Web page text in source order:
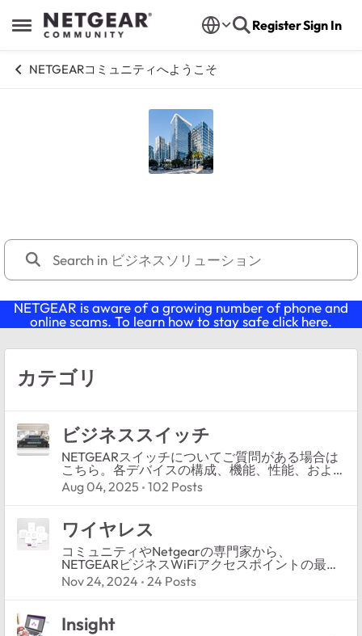
Open Side Menu
Skip to content RegisterSign In
NETGEARコミュニティへようこそ
NETGEAR is aware of a growing number of phone and
online scams. To learn how to stay safe click here.
カテゴリ
ビジネススイッチ
NETGEARスイッチについてご質問がある場合は
こちら。各デバイスの構成、機能、性能、およ
びトラブルシューティングについて話し合いま
しょう。
Aug 04, 2025 102 Posts
ワイヤレス
コミュニティやNetgearの専門家から、
NETGEARビジネスWiFiアクセスポイントの最適
化、設定、およびセキュリティに関するアドバ
イスと回答を得ましょう。
Nov 24, 2024 24 Posts
Insight